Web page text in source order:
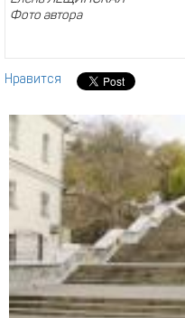
Фото автора
Нравится